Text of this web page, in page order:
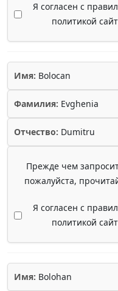
Я согласен с
политикой
Имя: Bolocan
Фамилия: Evghenia
Отчество: Dumitru
Прежде чем
пожалуйста,
Я согласен с
политикой
Имя: Bolohan